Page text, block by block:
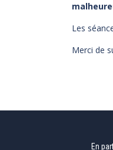
Les
Merci de
En